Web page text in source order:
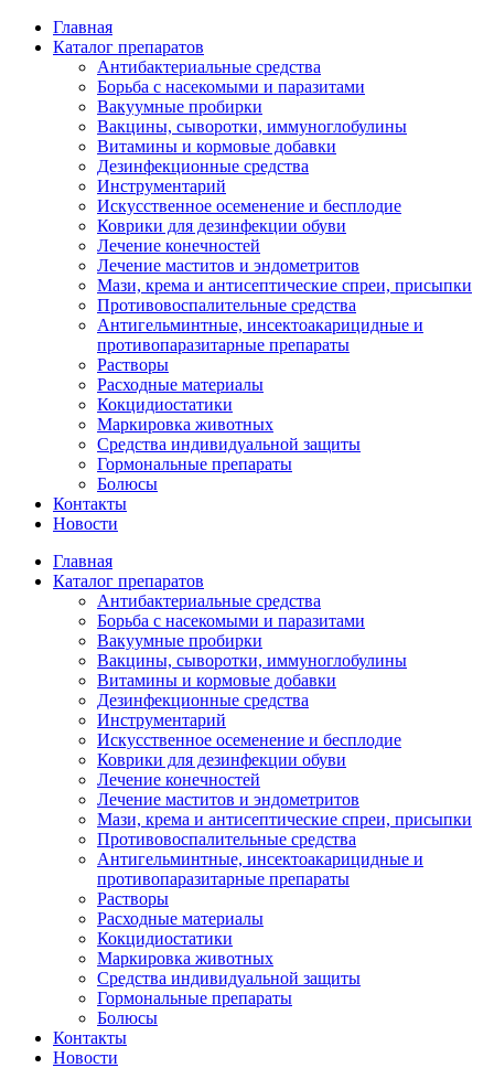
Главная
Каталог препаратов
Антибактериальные средства
Борьба с насекомыми и паразитами
Вакуумные пробирки
Вакцины, сыворотки, иммуноглобулины
Витамины и кормовые добавки
Дезинфекционные средства
Инструментарий
Искусственное осеменение и бесплодие
Коврики для дезинфекции обуви
Лечение конечностей
Лечение маститов и эндометритов
Мази, крема и антисептические спреи, присыпки
Противовоспалительные средства
Антигельминтные, инсектоакарицидные и
противопаразитарные препараты
Растворы
Расходные материалы
Кокцидиостатики
Маркировка животных
Средства индивидуальной защиты
Гормональные препараты
Болюсы
Контакты
Новости
Главная
Каталог препаратов
Антибактериальные средства
Борьба с насекомыми и паразитами
Вакуумные пробирки
Вакцины, сыворотки, иммуноглобулины
Витамины и кормовые добавки
Дезинфекционные средства
Инструментарий
Искусственное осеменение и бесплодие
Коврики для дезинфекции обуви
Лечение конечностей
Лечение маститов и эндометритов
Мази, крема и антисептические спреи, присыпки
Противовоспалительные средства
Антигельминтные, инсектоакарицидные и
противопаразитарные препараты
Растворы
Расходные материалы
Кокцидиостатики
Маркировка животных
Средства индивидуальной защиты
Гормональные препараты
Болюсы
Контакты
Новости